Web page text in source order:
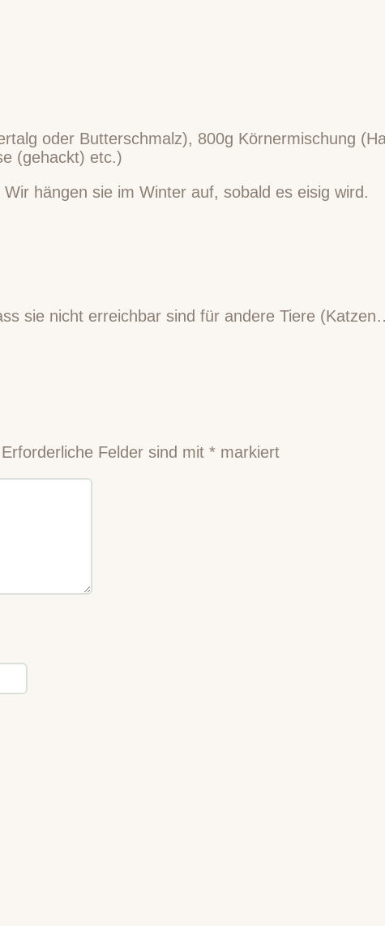
oder Butterschmalz), 800g Körnermischung
(gehackt) etc.)
hängen sie im Winter auf, sobald es eisig wird.
sie nicht erreichbar sind für andere Tiere
Erforderliche Felder sind mit * markiert